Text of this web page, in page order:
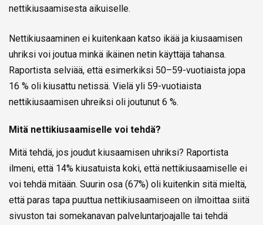
nettikiusaamisesta aikuiselle.
Nettikiusaaminen ei kuitenkaan katso ikää ja kiusaamisen
uhriksi voi joutua minkä ikäinen netin käyttäjä tahansa.
Raportista selviää, että esimerkiksi 50–59-vuotiaista jopa
16 % oli kiusattu netissä. Vielä yli 59-vuotiaista
nettikiusaamisen uhreiksi oli joutunut 6 %.
Mitä nettikiusaamiselle voi tehdä?
Mitä tehdä, jos joudut kiusaamisen uhriksi? Raportista
ilmeni, että 14% kiusatuista koki, että nettikiusaamiselle ei
voi tehdä mitään. Suurin osa (67%) oli kuitenkin sitä mieltä,
että paras tapa puuttua nettikiusaamiseen on ilmoittaa siitä
sivuston tai somekanavan palveluntarjoajalle tai tehdä